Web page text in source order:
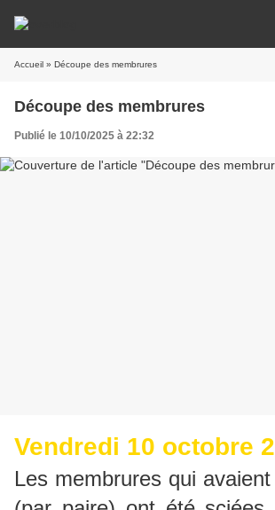
Accueil » Découpe des membrures
Découpe des membrures
Publié le 10/10/2025 à 22:32
Vendredi 10 octobre
Les membrures qui